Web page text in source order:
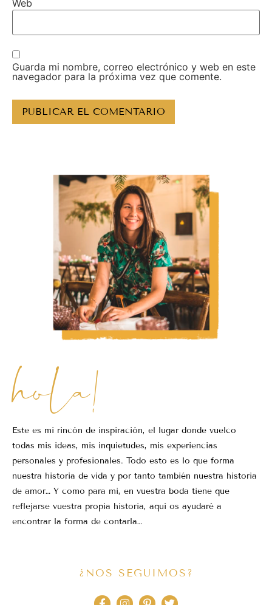
Web
Guarda mi nombre, correo electrónico y web en este
navegador para la próxima vez que comente.
hola!
Este es mi rincón de inspiración, el lugar donde vuelco
todas mis ideas, mis inquietudes, mis experiencias
personales y profesionales. Todo esto es lo que forma
nuestra historia de vida y por tanto también nuestra historia
de amor… Y como para mi, en vuestra boda tiene que
reflejarse vuestra propia historia, aquí os ayudaré a
encontrar la forma de contarla…
¿NOS SEGUIMOS?